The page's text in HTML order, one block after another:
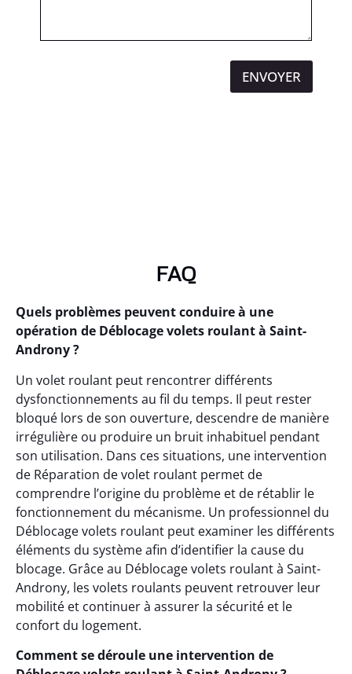
ENVOYER
FAQ
Quels problèmes peuvent conduire à une
opération de Déblocage volets roulant à Saint-
Androny ?
Un volet roulant peut rencontrer différents
dysfonctionnements au fil du temps. Il peut rester
bloqué lors de son ouverture, descendre de manière
irrégulière ou produire un bruit inhabituel pendant
son utilisation. Dans ces situations, une intervention
de Réparation de volet roulant permet de
comprendre l’origine du problème et de rétablir le
fonctionnement du mécanisme. Un professionnel du
Déblocage volets roulant peut examiner les différents
éléments du système afin d’identifier la cause du
blocage. Grâce au Déblocage volets roulant à Saint-
Androny, les volets roulants peuvent retrouver leur
mobilité et continuer à assurer la sécurité et le
confort du logement.
Comment se déroule une intervention de